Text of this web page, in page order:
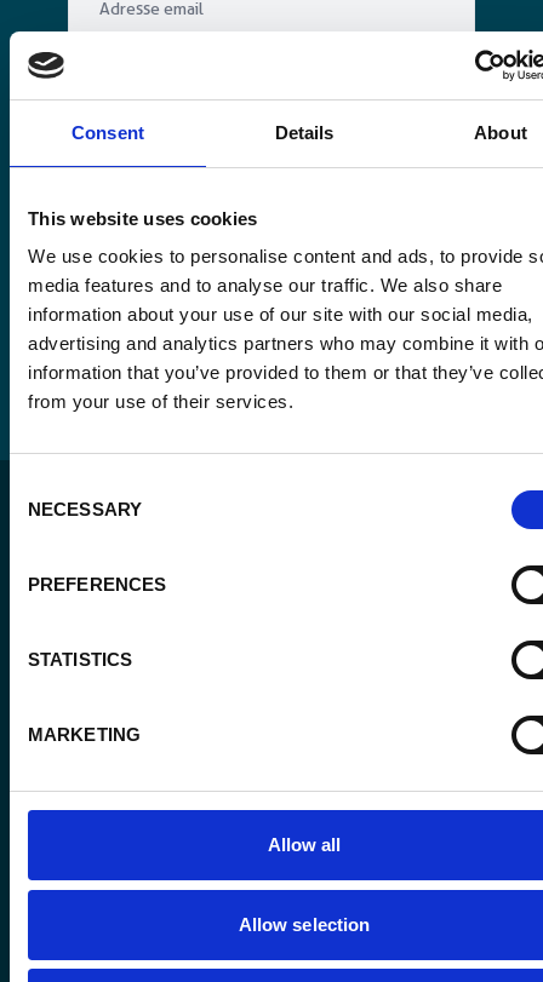
Consent Details About
This website uses cookies
We use cookies to personalise content and ads, to provide
media features and to analyse our traffic. We also share
information about your use of our site with our social media,
advertising and analytics partners who may combine it with
information that you’ve provided to them or that they’ve
from your use of their services.
Selection
NECESSARY
PREFERENCES
STATISTICS
MARKETING
Allow all
Allow selection
*
CAPTCHA
dans un État de droit et ont la liberté de s’épanouir
Contact